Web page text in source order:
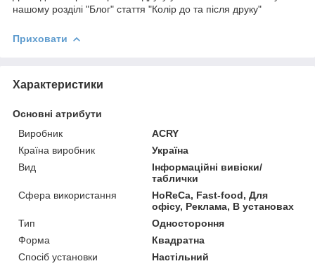
нашому розділі "Блог" стаття "Колір до та після друку"
Приховати
Характеристики
Основні атрибути
Виробник
ACRY
Країна виробник
Україна
Вид
Інформаційні вивіски/
таблички
Сфера використання
HoReCa, Fast-food, Для
офісу, Реклама, В установах
Тип
Одностороння
Форма
Квадратна
Спосіб установки
Настільний